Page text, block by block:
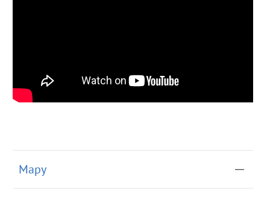
Mapy